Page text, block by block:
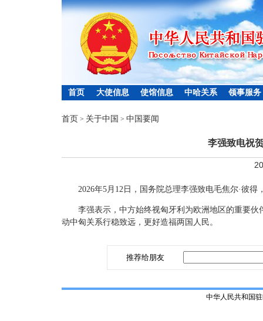
首页 大使信息 使馆信息 中哈关系 领事服务
首页 > 关于中国 > 中国要闻
李强致电祝
2026年5月12日，国务院总理李强致电毛焦尔·彼得
李强表示，中方始终视匈牙利为欧洲地区的重要
动中匈关系行稳致远，更好造福两国人民。
推荐给朋友
中华人民共和国